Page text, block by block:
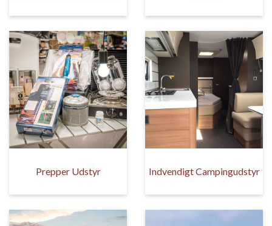
Prepper Udstyr Indvendigt Campingudstyr